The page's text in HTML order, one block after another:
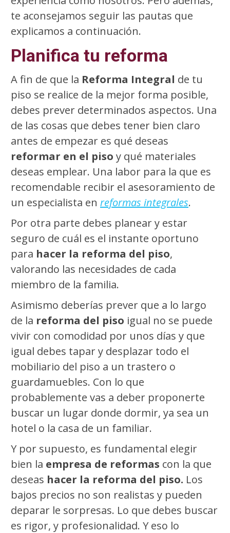
te aconsejamos seguir las pautas que
explicamos a continuación.
Planifica tu reforma
A fin de que la Reforma Integral de tu
piso se realice de la mejor forma posible,
debes prever determinados aspectos. Una
de las cosas que debes tener bien claro
antes de empezar es qué deseas
reformar en el piso y qué materiales
deseas emplear. Una labor para la que es
recomendable recibir el asesoramiento de
un especialista en reformas integrales.
Por otra parte debes planear y estar
seguro de cuál es el instante oportuno
para hacer la reforma del piso,
valorando las necesidades de cada
miembro de la familia.
Asimismo deberías prever que a lo largo
de la reforma del piso igual no se puede
vivir con comodidad por unos días y que
igual debes tapar y desplazar todo el
mobiliario del piso a un trastero o
guardamuebles. Con lo que
probablemente vas a deber proponerte
buscar un lugar donde dormir, ya sea un
hotel o la casa de un familiar.
Y por supuesto, es fundamental elegir
bien la empresa de reformas con la que
deseas hacer la reforma del piso. Los
bajos precios no son realistas y pueden
deparar le sorpresas. Lo que debes buscar
es rigor, y profesionalidad. Y eso lo